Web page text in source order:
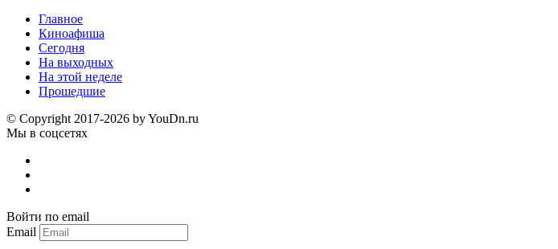
Главное
Киноафиша
Сегодня
На выходных
На этой неделе
Прошедшие
© Copyright 2017-2026 by YouDn.ru
Мы в соцсетях
Войти по email
Email